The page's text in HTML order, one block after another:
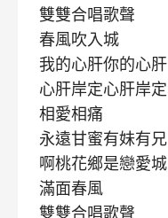
雙雙合唱歌聲
春風吹入城
我的心肝你的心肝
心肝岸定心肝岸定
相愛相痛
永遠甘蜜有妹有兄
啊桃花鄉是戀愛城
滿面春風
雙雙合唱歌聲